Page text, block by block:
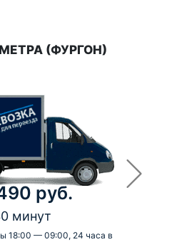
(ФУРГОН)
руб.
минут
18:00 — 09:00, 24 часа в